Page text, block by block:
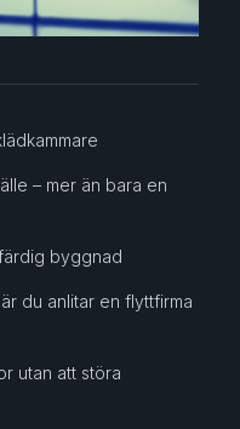
– mer än bara en
byggnad
du anlitar en flyttfirma
utan att störa